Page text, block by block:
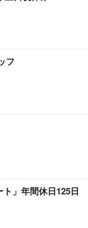
フ
」年間休日125日